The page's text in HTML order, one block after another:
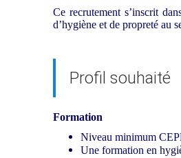
Ce recrutement s’inscrit
d’hygiène et de propreté au
Profil souhaité
Formation
Niveau minimum
Une formation en